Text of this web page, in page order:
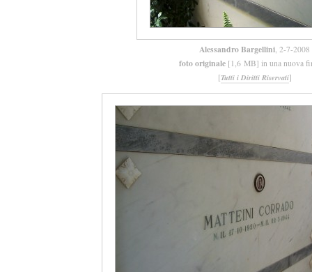
Alessandro Bargellini , 2-7-2008
foto originale [1,6 MB] in una nuova
[Tutti i Diritti Riservati]